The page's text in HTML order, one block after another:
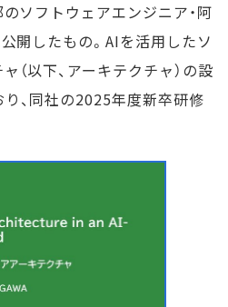
ソフトウェアエンジニア・阿
開したもの。AIを活用したソ
（以下、アーキテクチャ）の設
、同社の2025年度新卒研修